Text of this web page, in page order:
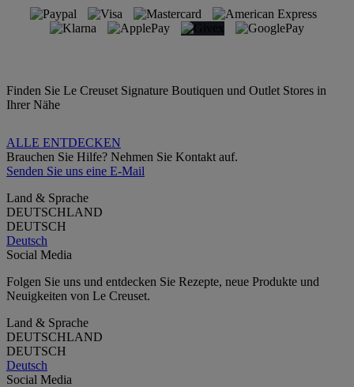
Finden Sie Le Creuset Signature Boutiquen und Outlet Stores in
Ihrer Nähe
ALLE ENTDECKEN
Brauchen Sie Hilfe? Nehmen Sie Kontakt auf.
Senden Sie uns eine E-Mail
Land & Sprache
DEUTSCHLAND
DEUTSCH
Deutsch
Social Media
Folgen Sie uns und entdecken Sie Rezepte, neue Produkte und
Neuigkeiten von Le Creuset.
Land & Sprache
DEUTSCHLAND
DEUTSCH
Deutsch
Social Media